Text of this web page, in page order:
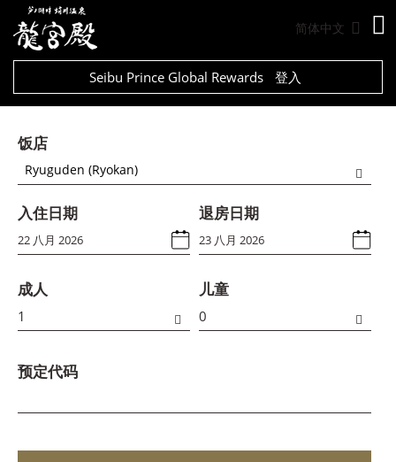
简体中文
Seibu Prince Global Rewards 登入
饭店
Ryuguden (Ryokan)
入住日期 退房日期
成人 儿童
预定代码